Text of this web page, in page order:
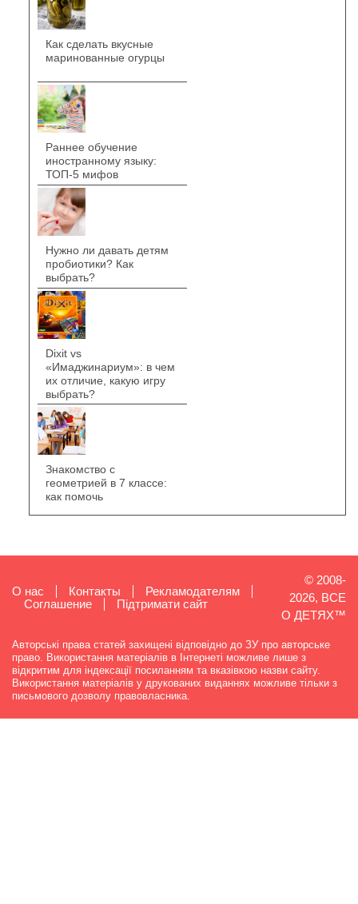
Как сделать вкусные
маринованные огурцы
Раннее обучение
иностранному языку:
ТОП-5 мифов
Нужно ли давать детям
пробиотики? Как
выбрать?
Dixit vs
«Имаджинариум»: в чем
их отличие, какую игру
выбрать?
Знакомство с
геометрией в 7 классе:
как помочь
О нас Контакты
Рекламодателям
Cоглашение
Підтримати сайт
© 2008-
2026, ВСЕ
О ДЕТЯХ™
Авторські права статей захищені відповідно до ЗУ про авторське
право. Використання матеріалів в Інтернеті можливе лише з
відкритим для індексації посиланням та вказівкою назви сайту.
Використання матеріалів у друкованих виданнях можливе тільки з
письмового дозволу правовласника.